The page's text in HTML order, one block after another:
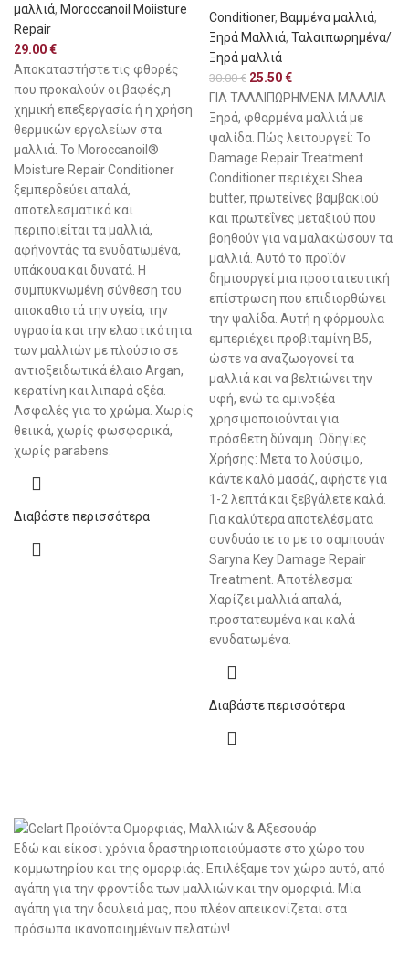
μαλλιά, Moroccanoil Moiisture
Repair
29.00€
Αποκαταστήστε τις φθορές
που προκαλούν οι βαφές,η
χημική επεξεργασία ή η χρήση
θερμικών εργαλείων στα
μαλλιά. Το Moroccanoil®
Moisture Repair Conditioner
ξεμπερδεύει απαλά,
αποτελεσματικά και
περιποιείται τα μαλλιά,
αφήνοντάς τα ενυδατωμένα,
υπάκουα και δυνατά. Η
συμπυκνωμένη σύνθεση του
αποκαθιστά την υγεία, την
υγρασία και την ελαστικότητα
των μαλλιών με πλούσιο σε
αντιοξειδωτικά έλαιο Argan,
κερατίνη και λιπαρά οξέα.
Ασφαλές για το χρώμα. Χωρίς
θειικά, χωρίς φωσφορικά,
χωρίς parabens.
Διαβάστε περισσότερα
Conditioner, Βαμμένα μαλλιά,
Ξηρά Μαλλιά, Ταλαιπωρημένα/
Ξηρά μαλλιά
30.00€ 25.50€
ΓΙΑ ΤΑΛΑΙΠΩΡΗΜΕΝΑ ΜΑΛΛΙΑ
Ξηρά, φθαρμένα μαλλιά με
ψαλίδα. Πώς λειτουργεί: Το
Damage Repair Treatment
Conditioner περιέχει Shea
butter, πρωτεΐνες βαμβακιού
και πρωτεΐνες μεταξιού που
βοηθούν για να μαλακώσουν τα
μαλλιά. Αυτό το προϊόν
δημιουργεί μια προστατευτική
επίστρωση που επιδιορθώνει
την ψαλίδα. Αυτή η φόρμουλα
εμπεριέχει προβιταμίνη Β5,
ώστε να αναζωογονεί τα
μαλλιά και να βελτιώνει την
υφή, ενώ τα αμινοξέα
χρησιμοποιούνται για
πρόσθετη δύναμη. Οδηγίες
Χρήσης: Μετά το λούσιμο,
κάντε καλό μασάζ, αφήστε για
1-2 λεπτά και ξεβγάλετε καλά.
Για καλύτερα αποτελέσματα
συνδυάστε το με το σαμπουάν
Saryna Key Damage Repair
Treatment. Αποτέλεσμα:
Χαρίζει μαλλιά απαλά,
προστατευμένα και καλά
ενυδατωμένα.
Διαβάστε περισσότερα
Εδώ και είκοσι χρόνια δραστηριοποιούμαστε στο χώρο του
κομμωτηρίου και της ομορφιάς. Επιλέξαμε τον χώρο αυτό, από
αγάπη για την φροντίδα των μαλλιών και την ομορφιά. Μία
αγάπη για την δουλειά μας, που πλέον απεικονίζεται στα
πρόσωπα ικανοποιημένων πελατών!